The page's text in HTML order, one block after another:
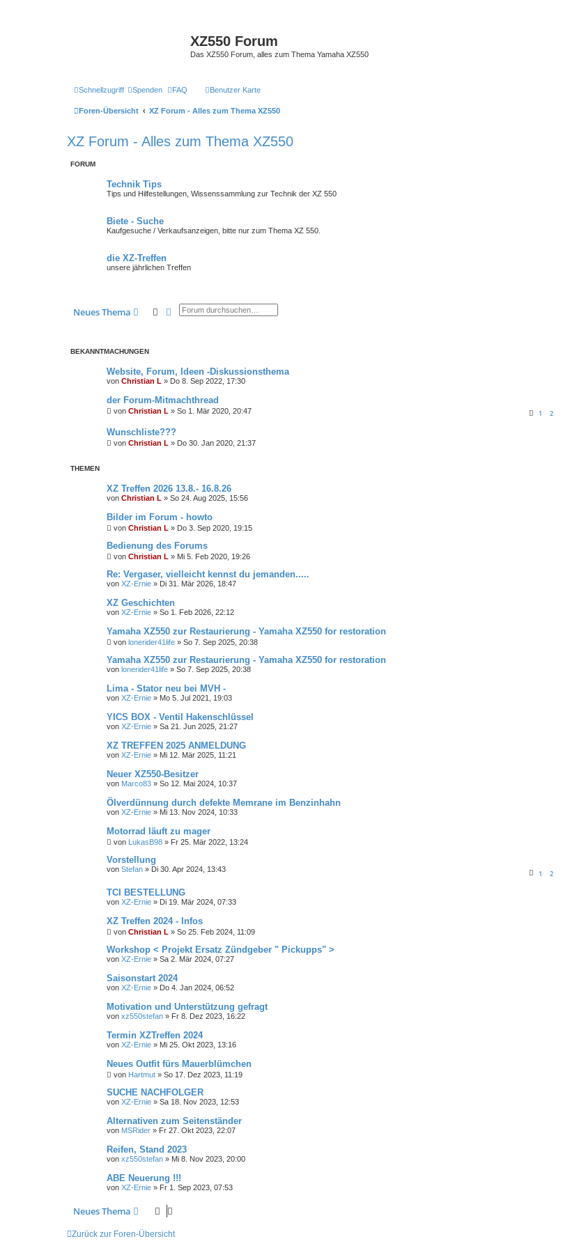
XZ550 Forum
Das XZ550 Forum, alles zum Thema Yamaha XZ550
Schnellzugriff Spenden FAQ Benutzer Karte
Foren-Übersicht XZ Forum - Alles zum Thema XZ550
XZ Forum - Alles zum Thema XZ550
FORUM
Technik Tips
Tips und Hilfestellungen, Wissenssammlung zur Technik der XZ 550
Biete - Suche
Kaufgesuche / Verkaufsanzeigen, bitte nur zum Thema XZ 550.
die XZ-Treffen
unsere jährlichen Treffen
Neues Thema SucheErweiterte Suche
BEKANNTMACHUNGEN
Website, Forum, Ideen -Diskussionsthema
von Christian L » Do 8. Sep 2022, 17:30
der Forum-Mitmachthread
von Christian L » So 1. Mär 2020, 20:47 1 2
Wunschliste???
von Christian L » Do 30. Jan 2020, 21:37
THEMEN
XZ Treffen 2026 13.8.- 16.8.26
von Christian L » So 24. Aug 2025, 15:56
Bilder im Forum - howto
von Christian L » Do 3. Sep 2020, 19:15
Bedienung des Forums
von Christian L » Mi 5. Feb 2020, 19:26
Re: Vergaser, vielleicht kennst du jemanden.....
von XZ-Ernie » Di 31. Mär 2026, 18:47
XZ Geschichten
von XZ-Ernie » So 1. Feb 2026, 22:12
Yamaha XZ550 zur Restaurierung - Yamaha XZ550 for restoration
von lonerider41life » So 7. Sep 2025, 20:38
Yamaha XZ550 zur Restaurierung - Yamaha XZ550 for restoration
von lonerider41life » So 7. Sep 2025, 20:38
Lima - Stator neu bei MVH -
von XZ-Ernie » Mo 5. Jul 2021, 19:03
YICS BOX - Ventil Hakenschlüssel
von XZ-Ernie » Sa 21. Jun 2025, 21:27
XZ TREFFEN 2025 ANMELDUNG
von XZ-Ernie » Mi 12. Mär 2025, 11:21
Neuer XZ550-Besitzer
von Marco83 » So 12. Mai 2024, 10:37
Ölverdünnung durch defekte Memrane im Benzinhahn
von XZ-Ernie » Mi 13. Nov 2024, 10:33
Motorrad läuft zu mager
von LukasB98 » Fr 25. Mär 2022, 13:24
Vorstellung
von Stefan » Di 30. Apr 2024, 13:43 1 2
TCI BESTELLUNG
von XZ-Ernie » Di 19. Mär 2024, 07:33
XZ Treffen 2024 - Infos
von Christian L » So 25. Feb 2024, 11:09
Workshop < Projekt Ersatz Zündgeber " Pickupps" >
von XZ-Ernie » Sa 2. Mär 2024, 07:27
Saisonstart 2024
von XZ-Ernie » Do 4. Jan 2024, 06:52
Motivation und Unterstützung gefragt
von xz550stefan » Fr 8. Dez 2023, 16:22
Termin XZTreffen 2024
von XZ-Ernie » Mi 25. Okt 2023, 13:16
Neues Outfit fürs Mauerblümchen
von Hartmut » So 17. Dez 2023, 11:19
SUCHE NACHFOLGER
von XZ-Ernie » Sa 18. Nov 2023, 12:53
Alternativen zum Seitenständer
von MSRider » Fr 27. Okt 2023, 22:07
Reifen, Stand 2023
von xz550stefan » Mi 8. Nov 2023, 20:00
ABE Neuerung !!!
von XZ-Ernie » Fr 1. Sep 2023, 07:53
Neues Thema
Zurück zur Foren-Übersicht